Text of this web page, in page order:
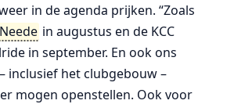
in de agenda prijken. “Zoals
Neede in augustus en de KCC
in september. En ook ons
inclusief het clubgebouw –
mogen openstellen. Ook voor